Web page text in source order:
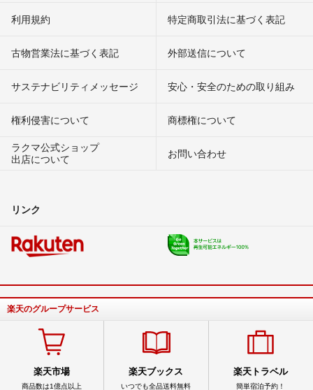
利用規約 特定商取引法に基づく表記
古物営業法に基づく表記 外部送信について
サステナビリティメッセージ 安心・安全のための取り組み
権利侵害について
商標権について
ラクマ公式ショップ
出店について
お問い合わせ
リンク
楽天のグループサービス
楽天市場
商品数は1億点以上
楽天ブックス
いつでも全品送料無料
楽天トラベル
簡単宿泊予約！